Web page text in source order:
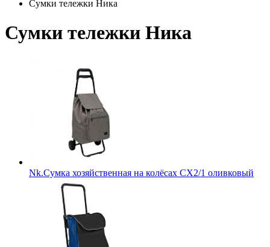
Сумки тележки Ника
Сумки тележки Ника
Nk.Сумка хозяйственная на колёсах СХ2/1 оливковый